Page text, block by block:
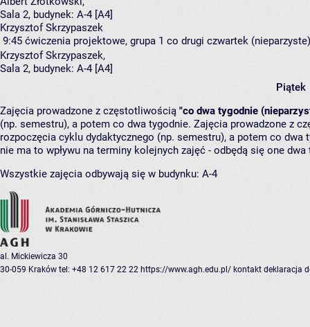
Sala 2, budynek: A-4 [A4]
Krzysztof Skrzypaszek
9:45 ćwiczenia projektowe, grupa 1 co drugi czwartek
Krzysztof Skrzypaszek,
Sala 2, budynek: A-4 [A4]
Piątek
Zajęcia prowadzone z częstotliwością "co dwa tygodnie
(np. semestru), a potem co dwa tygodnie. Zajęcia prowadzone z
rozpoczęcia cyklu dydaktycznego (np. semestru), a potem co
nie ma to wpływu na terminy kolejnych zajęć - odbędą się one
Wszystkie zajęcia odbywają się w budynku: A-4
al. Mickiewicza 30
30-059 Kraków tel: +48 12 617 22 22 https://www.agh.edu.pl/ kontakt deklaracja